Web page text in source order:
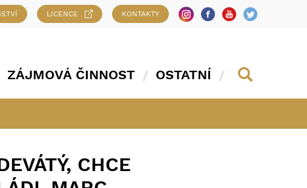
LICENCE KONTAKTY
ZÁJMOVÁ ČINNOST OSTATNÍ
CHCE